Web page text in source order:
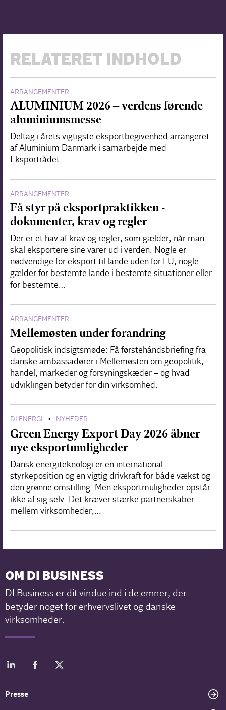
RELATERET INDHOLD
ARRANGEMENTER
ALUMINIUM 2026 – verdens førende
aluminiumsmesse
Deltag i årets vigtigste eksportbegivenhed arrangeret
af Aluminium Danmark i samarbejde med
Eksportrådet.
ARRANGEMENTER
Få styr på eksportpraktikken -
dokumenter, krav og regler
Der er et hav af krav og regler, som gælder, når man
skal eksportere sine varer ud i verden. Nogle er
nødvendige for eksport til lande uden for EU, nogle
gælder for bestemte lande i bestemte situationer eller
for bestemte…
ARRANGEMENTER
Mellemøsten under forandring
Geopolitisk indsigtsmøde: Få førstehåndsbriefing fra
danske ambassadører i Mellemøsten om geopolitik,
handel, markeder og forsyningskæder – og hvad
udviklingen betyder for din virksomhed.
DI ENERGI • NYHEDER
Green Energy Export Day 2026 åbner
nye eksportmuligheder
Dansk energiteknologi er en international
styrkeposition og en vigtig drivkraft for både vækst og
den grønne omstilling. Men eksportmuligheder opstår
ikke af sig selv. Det kræver stærke partnerskaber
mellem virksomheder,…
OM DI BUSINESS
DI Business er dit vindue ind i de emner, der
betyder noget for erhvervslivet og danske
virksomheder.
Presse